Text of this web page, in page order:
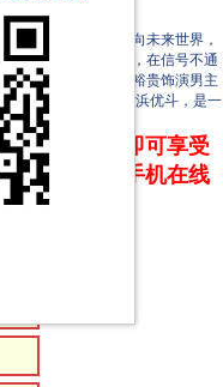
一节电车突然驶向未来世界，
前所未闻的事件中，在信号不通
原来的世界。山田裕贵饰演男主
同乘一辆电车的白浜优斗，是一
击下方链接 即可享受
下载（支持手机在线